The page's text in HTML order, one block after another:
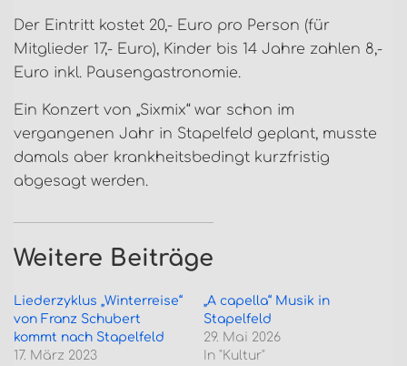
Der Eintritt kostet 20,- Euro pro Person (für
Mitglieder 17,- Euro), Kinder bis 14 Jahre zahlen 8,-
Euro inkl. Pausengastronomie.
Ein Konzert von „Sixmix“ war schon im
vergangenen Jahr in Stapelfeld geplant, musste
damals aber krankheitsbedingt kurzfristig
abgesagt werden.
Weitere Beiträge
Liederzyklus „Winterreise“
von Franz Schubert
kommt nach Stapelfeld
17. März 2023
„A capella“ Musik in
Stapelfeld
29. Mai 2026
In "Kultur"